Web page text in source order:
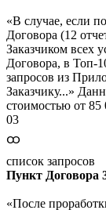
«В случае, если
Договора (12
Заказчиком всех
Договора, в Топ-
запросов из
Заказчику...»
стоимостью от 85
03
ထ
список запросов
Пункт Договора
«После